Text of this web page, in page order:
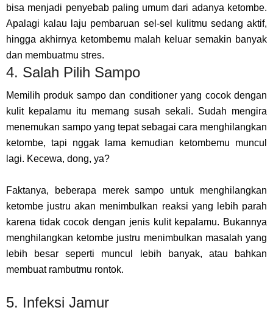
bisa menjadi penyebab paling umum dari adanya ketombe.
Apalagi kalau laju pembaruan sel-sel kulitmu sedang aktif,
hingga akhirnya ketombemu malah keluar semakin banyak
dan membuatmu stres.
4. Salah Pilih Sampo
Memilih produk sampo dan conditioner yang cocok dengan
kulit kepalamu itu memang susah sekali. Sudah mengira
menemukan sampo yang tepat sebagai cara menghilangkan
ketombe, tapi nggak lama kemudian ketombemu muncul
lagi. Kecewa, dong, ya?
Faktanya, beberapa merek sampo untuk menghilangkan
ketombe justru akan menimbulkan reaksi yang lebih parah
karena tidak cocok dengan jenis kulit kepalamu. Bukannya
menghilangkan ketombe justru menimbulkan masalah yang
lebih besar seperti muncul lebih banyak, atau bahkan
membuat rambutmu rontok.
5. Infeksi Jamur